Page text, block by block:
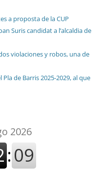
a proposta de la CUP
Suris candidat a l’alcaldia de
violaciones y robos, una de
de Barris 2025-2029, al que